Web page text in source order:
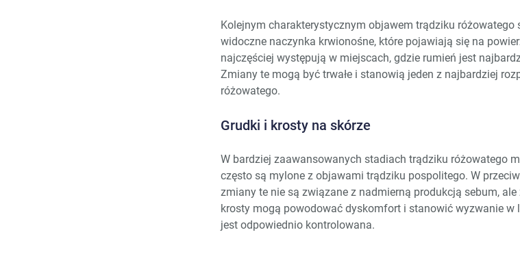
Kolejnym charakterystycznym objawem trądziku różowatego
widoczne naczynka krwionośne, które pojawiają się na
najczęściej występują w miejscach, gdzie rumień jest
Zmiany te mogą być trwałe i stanowią jeden z najbardziej
różowatego.
Grudki i krosty na skórze
W bardziej zaawansowanych stadiach trądziku różowatego
często są mylone z objawami trądziku pospolitego. W
zmiany te nie są związane z nadmierną produkcją sebum,
krosty mogą powodować dyskomfort i stanowić wyzwanie w
jest odpowiednio kontrolowana.